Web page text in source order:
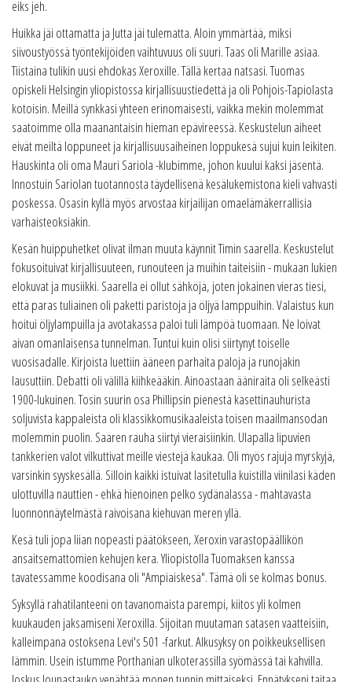
eiks jeh.
Huikka jäi ottamatta ja Jutta jäi tulematta. Aloin ymmärtää, miksi
siivoustyössä työntekijöiden vaihtuvuus oli suuri. Taas oli Marille asiaa.
Tiistaina tulikin uusi ehdokas Xeroxille. Tällä kertaa natsasi. Tuomas
opiskeli Helsingin yliopistossa kirjallisuustiedettä ja oli Pohjois-Tapiolasta
kotoisin. Meillä synkkasi yhteen erinomaisesti, vaikka mekin molemmat
saatoimme olla maanantaisin hieman epävireessä. Keskustelun aiheet
eivät meiltä loppuneet ja kirjallisuusaiheinen loppukesä sujui kuin leikiten.
Hauskinta oli oma Mauri Sariola -klubimme, johon kuului kaksi jäsentä.
Innostuin Sariolan tuotannosta täydellisenä kesälukemistona kieli vahvasti
poskessa. Osasin kyllä myös arvostaa kirjailijan omaelämäkerrallisia
varhaisteoksiakin.
Kesän huippuhetket olivat ilman muuta käynnit Timin saarella. Keskustelut
fokusoituivat kirjallisuuteen, runouteen ja muihin taiteisiin - mukaan lukien
elokuvat ja musiikki. Saarella ei ollut sähköjä, joten jokainen vieras tiesi,
että paras tuliainen oli paketti paristoja ja öljyä lamppuihin. Valaistus kun
hoitui öljylampuilla ja avotakassa paloi tuli lämpöä tuomaan. Ne loivat
aivan omanlaisensa tunnelman. Tuntui kuin olisi siirtynyt toiselle
vuosisadalle. Kirjoista luettiin ääneen parhaita paloja ja runojakin
lausuttiin. Debatti oli välillä kiihkeääkin. Ainoastaan ääniraita oli selkeästi
1900-lukuinen. Tosin suurin osa Phillipsin pienestä kasettinauhurista
soljuvista kappaleista oli klassikkomusikaaleista toisen maailmansodan
molemmin puolin. Saaren rauha siirtyi vieraisiinkin. Ulapalla lipuvien
tankkerien valot vilkuttivat meille viestejä kaukaa. Oli myös rajuja myrskyjä,
varsinkin syyskesällä. Silloin kaikki istuivat lasitetulla kuistilla viinilasi käden
ulottuvilla nauttien - ehkä hienoinen pelko sydänalassa - mahtavasta
luonnonnäytelmästä raivoisana kiehuvan meren yllä.
Kesä tuli jopa liian nopeasti päätökseen, Xeroxin varastopäällikön
ansaitsemattomien kehujen kera. Yliopistolla Tuomaksen kanssa
tavatessamme koodisana oli "Ampiaiskesä". Tämä oli se kolmas bonus.
Syksyllä rahatilanteeni on tavanomaista parempi, kiitos yli kolmen
kuukauden jaksamiseni Xeroxilla. Sijoitan muutaman satasen vaatteisiin,
kalleimpana ostoksena Levi's 501 -farkut. Alkusyksy on poikkeuksellisen
lämmin. Usein istumme Porthanian ulkoterassilla syömässä tai kahvilla.